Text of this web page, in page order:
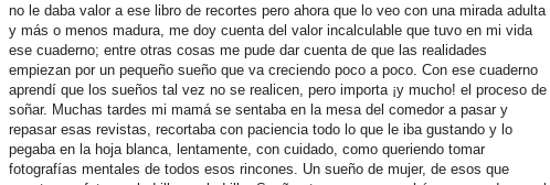
no le daba valor a ese libro de recortes pero ahora que lo veo con una mirada adulta
y más o menos madura, me doy cuenta del valor incalculable que tuvo en mi vida
ese cuaderno; entre otras cosas me pude dar cuenta de que las realidades
empiezan por un pequeño sueño que va creciendo poco a poco. Con ese cuaderno
aprendí que los sueños tal vez no se realicen, pero importa ¡y mucho! el proceso de
soñar. Muchas tardes mi mamá se sentaba en la mesa del comedor a pasar y
repasar esas revistas, recortaba con paciencia todo lo que le iba gustando y lo
pegaba en la hoja blanca, lentamente, con cuidado, como queriendo tomar
fotografías mentales de todos esos rincones. Un sueño de mujer, de esos que